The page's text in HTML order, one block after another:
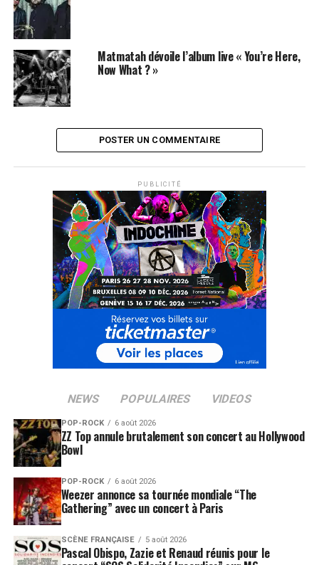
Matmatah dévoile l’album live « You’re Here,
Now What ? »
POSTER UN COMMENTAIRE
PUBLICITÉ
NEWS POPULAIRES VIDEOS
POP-ROCK 6 août 2026
ZZ Top annule brutalement son concert au Hollywood
Bowl
POP-ROCK 6 août 2026
Weezer annonce sa tournée mondiale “The
Gathering” avec un concert à Paris
SCÈNE FRANÇAISE 5 août 2026
Pascal Obispo, Zazie et Renaud réunis pour le